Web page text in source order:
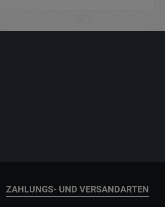
ZAHLUNGS- UND VERSANDARTEN